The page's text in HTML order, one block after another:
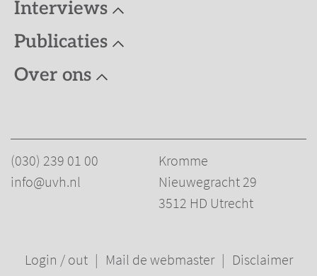
Interviews
Publicaties
Over ons
(030) 239 01 00
info@uvh.nl
Kromme
Nieuwegracht 29
3512 HD Utrecht
Login / out Mail de webmaster Disclaimer